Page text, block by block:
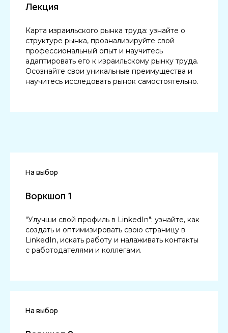
Лекция
Карта израильского рынка труда: узнайте о
структуре рынка, проанализируйте свой
профессиональный опыт и научитесь
адаптировать его к израильскому рынку труда.
Осознайте свои уникальные преимущества и
научитесь исследовать рынок самостоятельно.
На выбор
Воркшоп 1
"Улучши свой профиль в LinkedIn": узнайте, как
создать и оптимизировать свою страницу в
LinkedIn, искать работу и налаживать контакты
с работодателями и коллегами.
На выбор